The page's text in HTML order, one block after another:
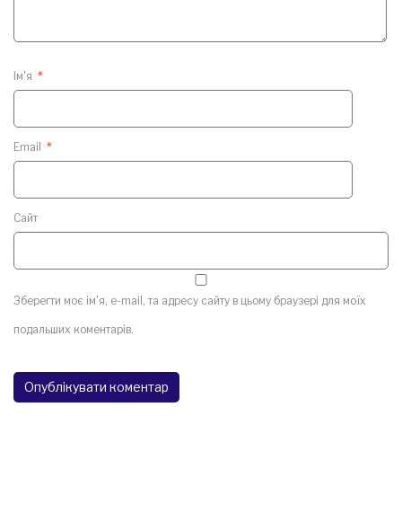
Ім'я *
Email *
Сайт
Зберегти моє ім'я, e-mail, та адресу сайту в цьому браузері для моїх
подальших коментарів.